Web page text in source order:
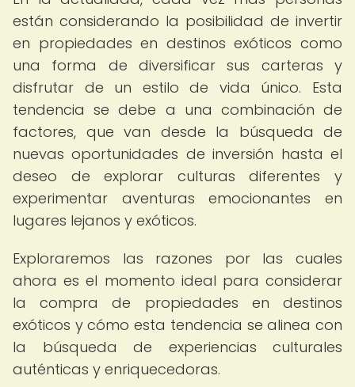
están considerando la posibilidad de invertir
en propiedades en destinos exóticos como
una forma de diversificar sus carteras y
disfrutar de un estilo de vida único. Esta
tendencia se debe a una combinación de
factores, que van desde la búsqueda de
nuevas oportunidades de inversión hasta el
deseo de explorar culturas diferentes y
experimentar aventuras emocionantes en
lugares lejanos y exóticos.
Exploraremos las razones por las cuales
ahora es el momento ideal para considerar
la compra de propiedades en destinos
exóticos y cómo esta tendencia se alinea con
la búsqueda de experiencias culturales
auténticas y enriquecedoras.